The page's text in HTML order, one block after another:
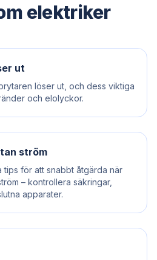
elektriker
ut
löser ut, och dess viktiga
och elolyckor.
ström
för att snabbt åtgärda när
– kontrollera säkringar,
apparater.